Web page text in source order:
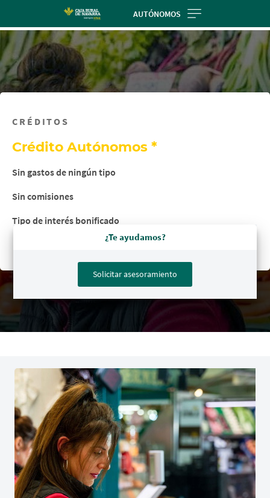
Skip
main
contentt
AUTÓNOMOS
CRÉDITOS
Crédito Autónomos *
Sin gastos de ningún tipo
Sin comisiones
Tipo de interés bonificado
* Ventajas aplicadas al crédito promueve bonificado
¿Te ayudamos?
Solicitar asesoramiento